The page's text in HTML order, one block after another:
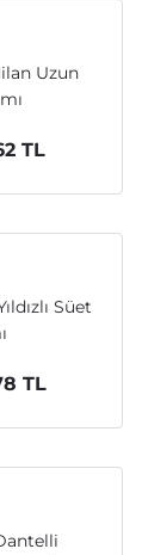
Uzun
TL
Süet
TL